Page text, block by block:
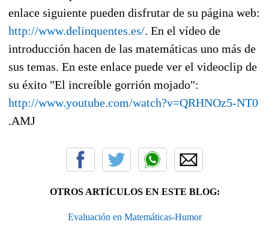
enlace siguiente pueden disfrutar de su página web:
http://www.delinquentes.es/. En el vídeo de
introducción hacen de las matemáticas uno más de
sus temas. En este enlace puede ver el videoclip de
su éxito "El increíble gorrión mojado":
http://www.youtube.com/watch?v=QRHNOz5-NT0
.AMJ
OTROS ARTÍCULOS EN ESTE BLOG:
Evaluación en Matemáticas-Humor